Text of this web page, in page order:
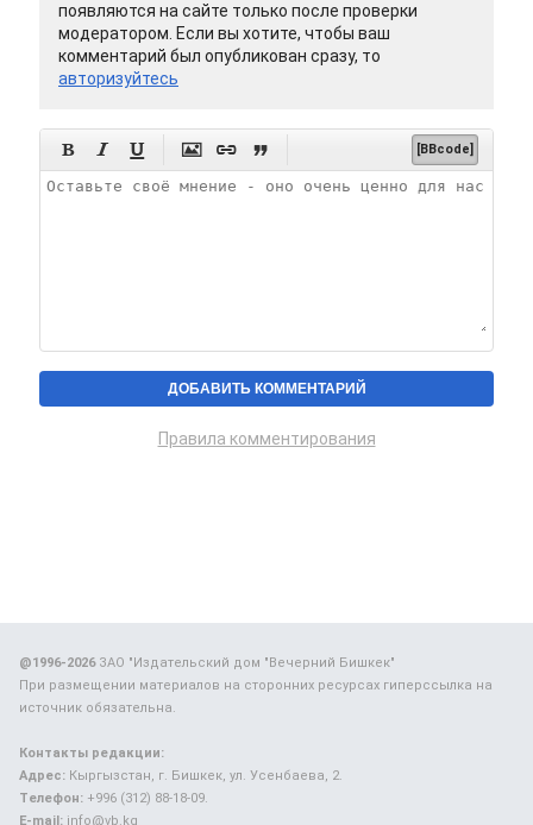
появляются на сайте только после проверки
модератором. Если вы хотите, чтобы ваш
комментарий был опубликован сразу, то
авторизуйтесь
      [BBcode]
Правила комментирования
@1996-2026ЗАО "Издательский дом "Вечерний Бишкек"
При размещении материалов на сторонних ресурсах гиперссылка на
источник обязательна.
Контакты редакции:
Адрес: Кыргызстан, г. Бишкек, ул. Усенбаева, 2.
Телефон: +996 (312) 88-18-09.
E-mail: info@vb.kg